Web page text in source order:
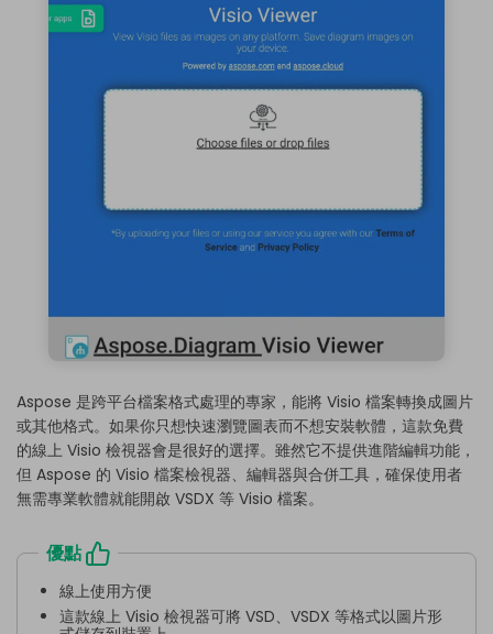
Aspose 是跨平台檔案格式處理的專家，能將 Visio 檔案轉換成圖片
或其他格式。如果你只想快速瀏覽圖表而不想安裝軟體，這款免費
的線上 Visio 檢視器會是很好的選擇。雖然它不提供進階編輯功能，
但 Aspose 的 Visio 檔案檢視器、編輯器與合併工具，確保使用者
無需專業軟體就能開啟 VSDX 等 Visio 檔案。
優點
線上使用方便
這款線上 Visio 檢視器可將 VSD、VSDX 等格式以圖片形